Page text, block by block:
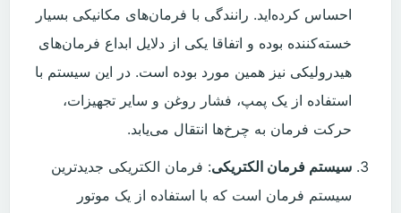
احساس کرده‌اید. رانندگی با فرمان‌های مکانیکی بسیار
خسته‌کننده بوده و اتفاقا یکی از دلایل ابداع فرمان‌های
هیدرولیکی نیز همین مورد بوده است. در این سیستم با
استفاده از یک پمپ، فشار روغن و سایر تجهیزات،
حرکت فرمان به چرخ‌ها انتقال می‌یابد.
سیستم فرمان الکتریکی: فرمان الکتریکی جدیدترین
سیستم فرمان است که با استفاده از یک موتور